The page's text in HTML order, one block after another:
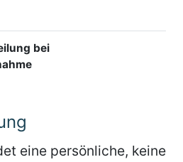
bei
eine persönliche, keine